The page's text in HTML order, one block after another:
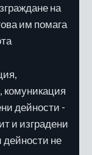
на
им помага
комуникация
дейности -
и изградени
дейности не